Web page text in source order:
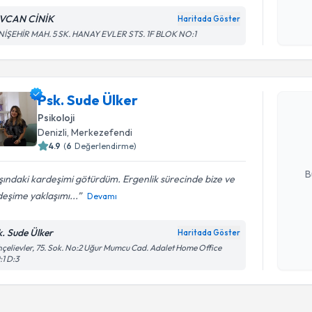
CİNİK Haritada Göster
MAH. 5 SK. HANAY EVLER STS. 1F BLOK NO:1
Psk. Sude Ülker
Psikoloji
Denizli, Merkezefendi
4.9 (6 Değerlendirme)
kardeşimi götürdüm. Ergenlik sürecinde bize ve
yaklaşımı...
Devamı
Sude Ülker Haritada Göster
75. Sok. No:2 Uğur Mumcu Cad. Adalet Home Office
D:3